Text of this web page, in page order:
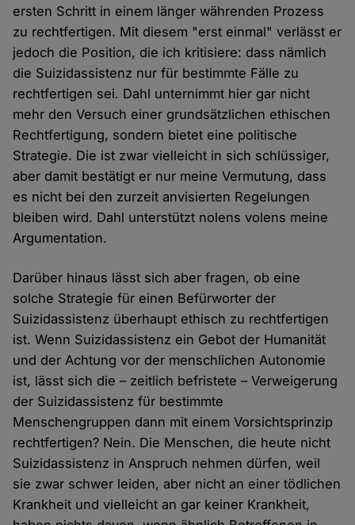
ersten Schritt in einem länger währenden Prozess
zu rechtfertigen. Mit diesem "erst einmal" verlässt er
jedoch die Position, die ich kritisiere: dass nämlich
die Suizidassistenz nur für bestimmte Fälle zu
rechtfertigen sei. Dahl unternimmt hier gar nicht
mehr den Versuch einer grundsätzlichen ethischen
Rechtfertigung, sondern bietet eine politische
Strategie. Die ist zwar vielleicht in sich schlüssiger,
aber damit bestätigt er nur meine Vermutung, dass
es nicht bei den zurzeit anvisierten Regelungen
bleiben wird. Dahl unterstützt nolens volens meine
Argumentation.
Darüber hinaus lässt sich aber fragen, ob eine
solche Strategie für einen Befürworter der
Suizidassistenz überhaupt ethisch zu rechtfertigen
ist. Wenn Suizidassistenz ein Gebot der Humanität
und der Achtung vor der menschlichen Autonomie
ist, lässt sich die – zeitlich befristete – Verweigerung
der Suizidassistenz für bestimmte
Menschengruppen dann mit einem Vorsichtsprinzip
rechtfertigen? Nein. Die Menschen, die heute nicht
Suizidassistenz in Anspruch nehmen dürfen, weil
sie zwar schwer leiden, aber nicht an einer tödlichen
Krankheit und vielleicht an gar keiner Krankheit,